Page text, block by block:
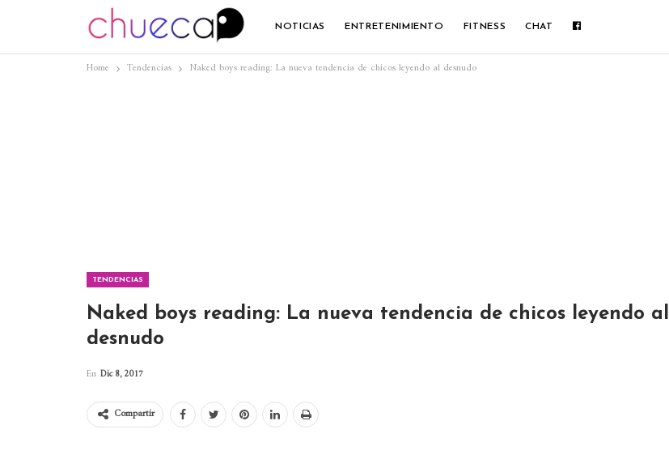
NOTICIAS ENTRETENIMIENTO FITNESS CHAT
Home Tendencias Naked boys reading: La nueva tendencia de chicos leyendo al desnudo
TENDENCIAS
Naked boys reading: La nueva tendencia de chicos leyendo al
desnudo
En Dic 8, 2017
Compartir